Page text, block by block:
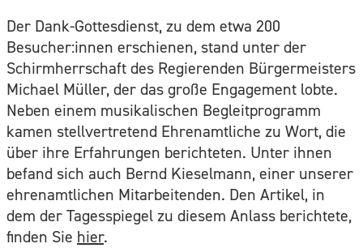
Der Dank-Gottesdienst, zu dem etwa 200
Besucher:innen erschienen, stand unter der
Schirmherrschaft des Regierenden Bürgermeisters
Michael Müller, der das große Engagement lobte.
Neben einem musikalischen Begleitprogramm
kamen stellvertretend Ehrenamtliche zu Wort, die
über ihre Erfahrungen berichteten. Unter ihnen
befand sich auch Bernd Kieselmann, einer unserer
ehrenamtlichen Mitarbeitenden. Den Artikel, in
dem der Tagesspiegel zu diesem Anlass berichtete,
finden Sie hier.